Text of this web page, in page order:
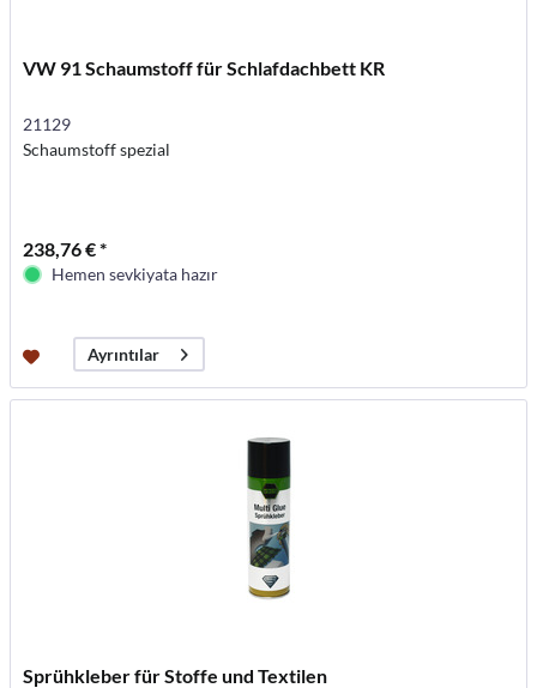
VW 91 Schaumstoff für Schlafdachbett KR
21129
Schaumstoff spezial
238,76 € *
Hemen sevkiyata hazır
Ayrıntılar
Sprühkleber für Stoffe und Textilen